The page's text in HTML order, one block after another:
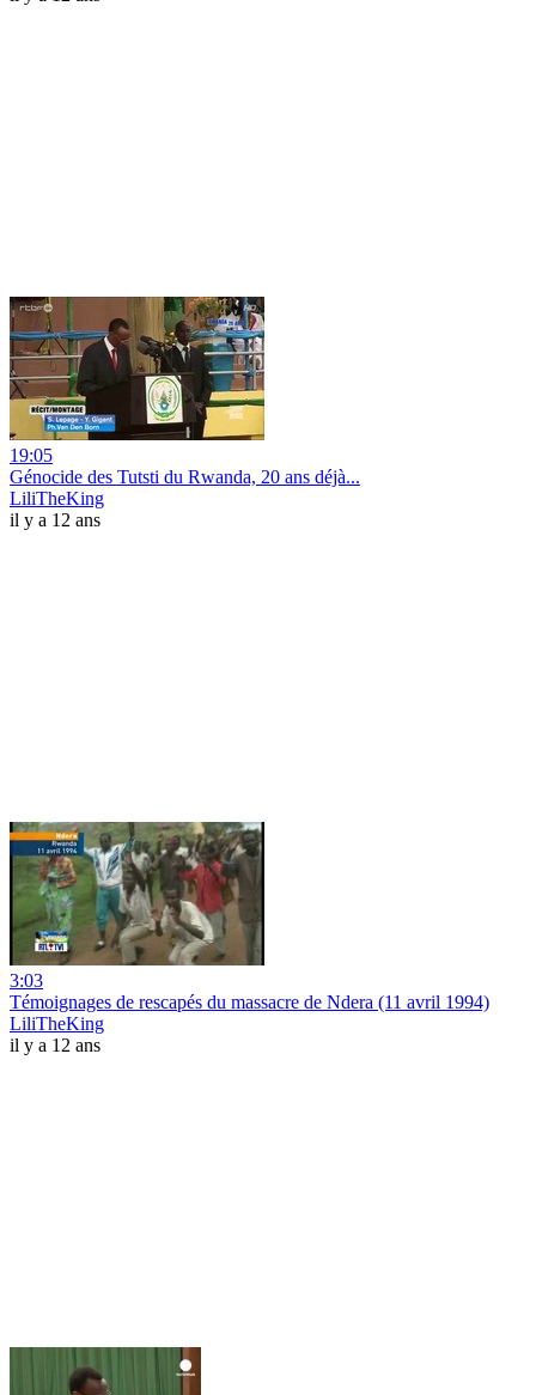
19:05
Génocide des Tutsti du Rwanda, 20 ans déjà...
LiliTheKing
il y a 12 ans
3:03
Témoignages de rescapés du massacre de Ndera (11 avril 1994)
LiliTheKing
il y a 12 ans